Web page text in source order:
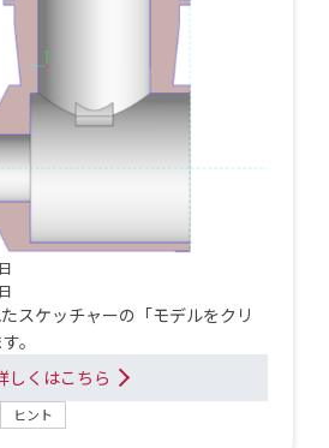
スケッチャーの「モデルをクリ
。
しくはこちら
ヒント